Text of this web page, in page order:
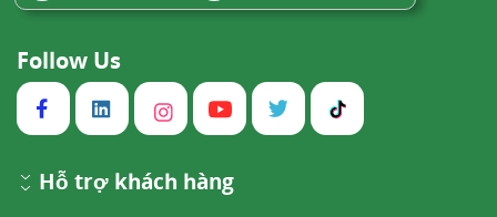
Follow Us
Hỗ trợ khách hàng